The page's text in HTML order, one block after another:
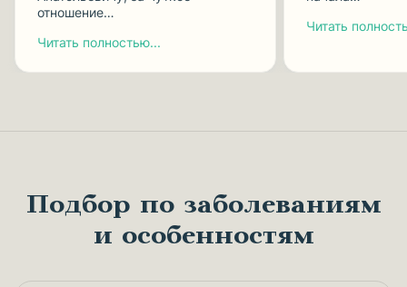
отношение…
Читать полностью...
Читать
Подбор по заболеваниям
и особенностям